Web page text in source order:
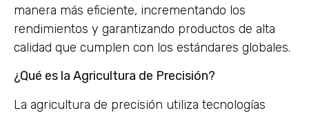
manera más eficiente, incrementando los
rendimientos y garantizando productos de alta
calidad que cumplen con los estándares globales.
¿Qué es la Agricultura de Precisión?
La agricultura de precisión utiliza tecnologías